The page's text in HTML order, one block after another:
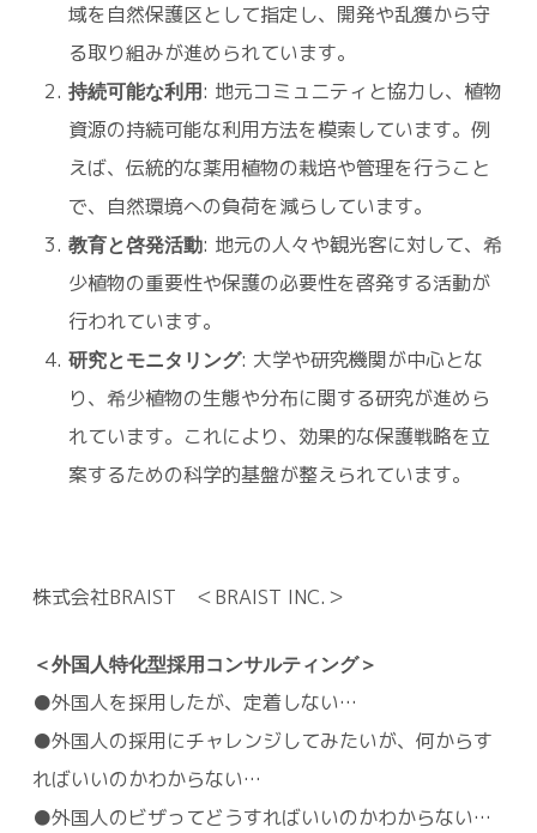
域を自然保護区として指定し、開発や乱獲から守
る取り組みが進められています。
持続可能な利用: 地元コミュニティと協力し、植物
資源の持続可能な利用方法を模索しています。例
えば、伝統的な薬用植物の栽培や管理を行うこと
で、自然環境への負荷を減らしています。
教育と啓発活動: 地元の人々や観光客に対して、希
少植物の重要性や保護の必要性を啓発する活動が
行われています。
研究とモニタリング: 大学や研究機関が中心とな
り、希少植物の生態や分布に関する研究が進めら
れています。これにより、効果的な保護戦略を立
案するための科学的基盤が整えられています。
株式会社BRAIST ＜BRAIST INC.＞
＜外国人特化型採用コンサルティング＞
●外国人を採用したが、定着しない…
●外国人の採用にチャレンジしてみたいが、何からす
ればいいのかわからない…
●外国人のビザってどうすればいいのかわからない…